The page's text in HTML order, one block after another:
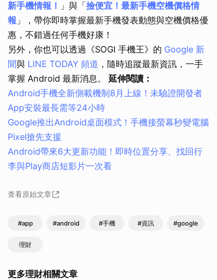
新手機情報！
」與「 撿便宜！最新手機空機價格情
報 」，帶你即時掌握最新手機發表動態與空機價格優
惠，不錯過任何手機好康！
另外，你也可以透過《SOGI 手機王》的 Google 新
聞與 LINE TODAY 頻道 ，隨時追蹤最新資訊，一手
掌握 Android 最新消息。 延伸閱讀：
Android手機全新側載機制8月上線！未驗證開發者
App安裝最長需等24小時
Google推出Android桌面模式！手機接螢幕秒變電腦
Pixel搶先支援
Android帶來6大更新功能！即時位置分享、找回行
李與Play商店短影片一次看
查看原始文章
#app #android #手機 #資訊 #google
理財
更多理財相關文章